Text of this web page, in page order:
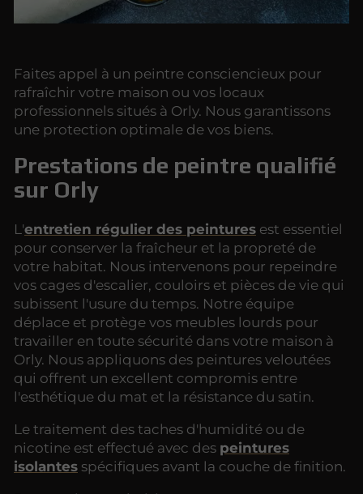
Faites appel à un peintre consciencieux pour
rafraîchir votre maison ou vos locaux
professionnels situés à Orly. Nous garantissons
une protection optimale de vos biens.
Prestations de peintre qualifié
sur Orly
L'entretien régulier des peintures est essentiel
pour conserver la fraîcheur et la propreté de
votre habitat. Nous intervenons pour repeindre
vos cages d'escalier, couloirs et pièces de vie qui
subissent l'usure du temps. Notre équipe
déplace et protège vos meubles lourds pour
travailler en toute sécurité dans votre maison à
Orly. Nous appliquons des peintures veloutées
qui offrent un excellent compromis entre
l'esthétique du mat et la résistance du satin.
Le traitement des taches d'humidité ou de
nicotine est effectué avec des peintures
isolantes spécifiques avant la couche de finition.